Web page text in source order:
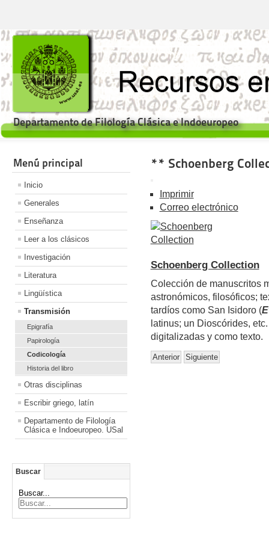
Departamento de Filología Clásica e Indoeuropeo
Menú principal
Inicio
Generales
Enseñanza
Leer a los clásicos
Investigación
Literatura
Lingüística
Transmisión
Epigrafía
Papirología
Codicología
Historia del libro
Otras disciplinas
Escribir griego, latín
Departamento de Filología
Clásica e Indoeuropeo. USal
Buscar
Buscar...
** Schoenberg
Imprimir
Correo electrónico
Schoenberg Collection
Colección de manuscritos
astronómicos, filosóficos;
tardíos como San Isidoro (
latinus; un Dioscórides,
digitalizadas y como texto.
Anterior Siguiente